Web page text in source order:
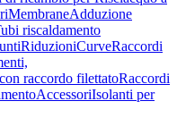
MembraneAdduzione
riscaldamento
RiduzioniCurveRaccordi
raccordo filettatoRaccordi
AccessoriIsolanti per